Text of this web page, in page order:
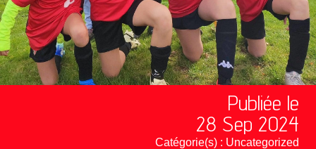
Publiée le
28 Sep 2024
Catégorie(s) : Uncategorized